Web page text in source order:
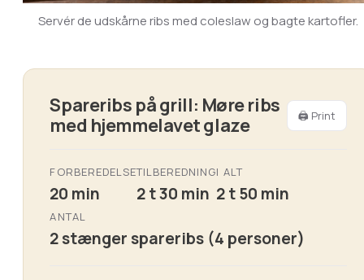
Servér de udskårne ribs med coleslaw og bagte kartofler.
Spareribs på grill: Møre ribs
med hjemmelavet glaze
🖨 Print
FORBEREDELSE
20 min
TILBEREDNING
2 t 30 min
I ALT
2 t 50 min
ANTAL
2 stænger spareribs (4 personer)